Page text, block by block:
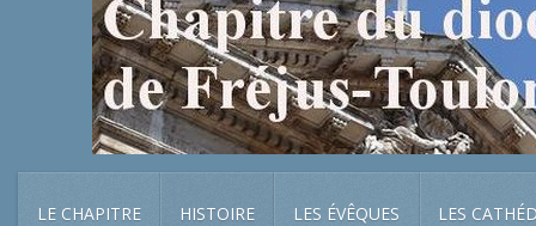
LE CHAPITRE HISTOIRE LES ÉVÊQUES LES